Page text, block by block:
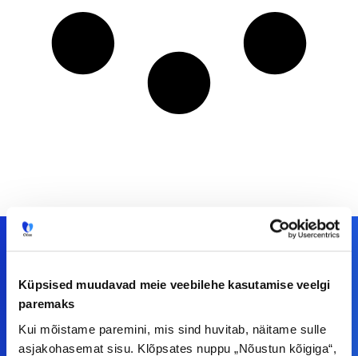
Küpsised muudavad meie veebilehe kasutamise veelgi
paremaks
Kui mõistame paremini, mis sind huvitab, näitame sulle
asjakohasemat sisu. Klõpsates nuppu „Nõustun kõigiga“,
Meiega leiad!
Tööelublogi.ee lehelt leiad kõik vajaliku, et olla
kursis tööturu uudistega. Kui sul on